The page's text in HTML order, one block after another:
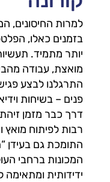
למרות החיסונים,
בזמנים כאלו,
יותר מתמיד.
מואצת, עבודה
התרגלנו לבצע
דרך כבר מזמן
רבות לפיתוח
המכונות ברחבי
ידידותית